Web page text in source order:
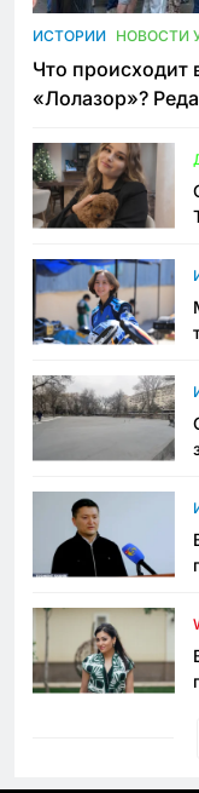
ИСТОРИИ НОВОСТИ
Что происходит
«Лолазор»?